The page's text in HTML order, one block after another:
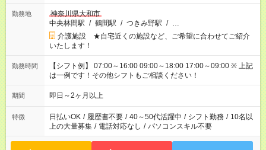
勤務地
神奈川県大和市
中央林間駅 / 鶴間駅 / つきみ野駅 / …
介護施設 ★自宅近くの施設など、ご希望に合わせてご紹介
いたします！
勤務時間
【シフト例】 07:00～16:00 09:00～18:00 17:00～09:00 ※ 上記
は一例です！その他シフトもご相談ください！
期間 即日～2ヶ月以上
特徴 日払いOK / 履歴書不要 / 40～50代活躍中 / シフト勤務 / 10名以
上の大量募集 / 電話対応なし / パソコンスキル不要